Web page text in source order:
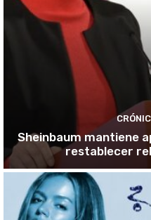
Sheinbaum mantiene
restablecer